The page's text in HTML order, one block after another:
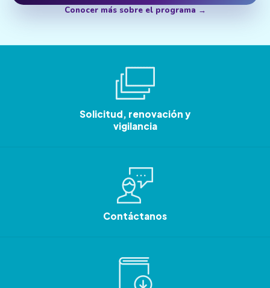
Conocer más sobre el programa
Solicitud, renovación y
vigilancia
Contáctanos